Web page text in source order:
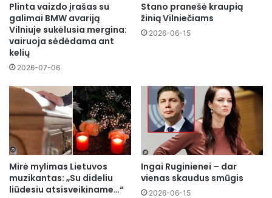
Plinta vaizdo įrašas su
galimai BMW avariją
Vilniuje sukėlusia mergina:
vairuoja sėdėdama ant
kelių
2026-07-06
Stano pranešė kraupią
žinią Vilniečiams
2026-06-15
Mirė mylimas Lietuvos
muzikantas: „Su dideliu
liūdesiu atsisveikiname…“
Ingai Ruginienei – dar
vienas skaudus smūgis
2026-06-15